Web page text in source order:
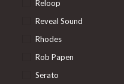
Reloop
Reveal Sound
Rhodes
Rob Papen
Serato